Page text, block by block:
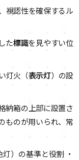
視認性を確保するル
た標識を見やすい位
灯火（表示灯）の設
納箱の上部に設置さ
ものが用いられ、常
）の基準と役割 ・